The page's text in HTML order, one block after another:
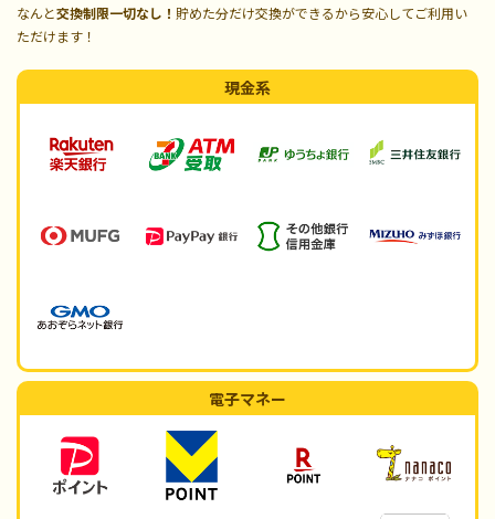
なんと交換制限一切なし！ 貯めた分だけ交換ができるから安心してご利用い
ただけます！
現金系
電子マネー